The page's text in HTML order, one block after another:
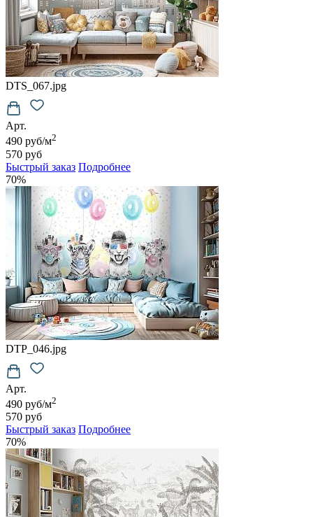
DTS_067.jpg
Арт.
490 руб/м2
570 руб
Быстрый заказ Подробнее
70%
DTP_046.jpg
Арт.
490 руб/м2
570 руб
Быстрый заказ Подробнее
70%